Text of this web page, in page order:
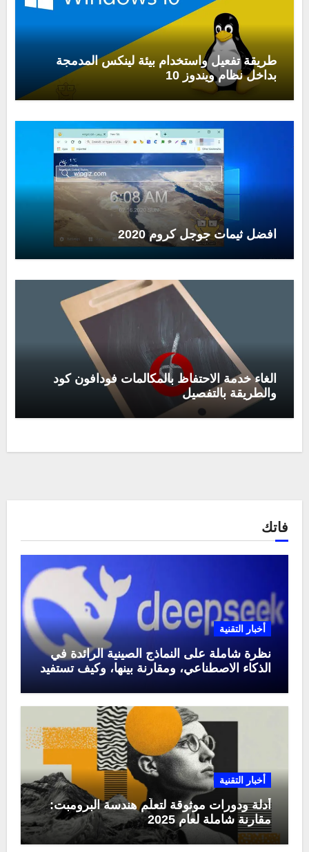
طريقة تفعيل واستخدام بيئة لينكس المدمجة
بداخل نظام ويندوز 10
افضل ثيمات جوجل كروم 2020
الغاء خدمة الاحتفاظ بالمكالمات فودافون كود
والطريقة بالتفصيل
فاتك
أخبار التقنية
نظرة شاملة على النماذج الصينية الرائدة في
الذكاء الاصطناعي، ومقارنة بينها، وكيف تستفيد
أخبار التقنية
أدلة ودورات موثوقة لتعلّم هندسة البرومبت:
مقارنة شاملة لعام 2025